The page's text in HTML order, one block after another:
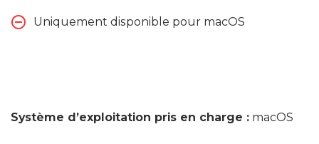
Uniquement disponible pour macOS
Système d’exploitation pris en charge : macOS